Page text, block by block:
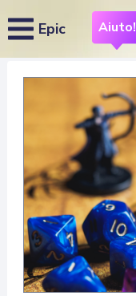
Epic Aiuto!